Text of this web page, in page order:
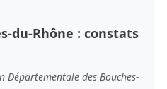
du-Rhône : constats
Départementale des Bouches-